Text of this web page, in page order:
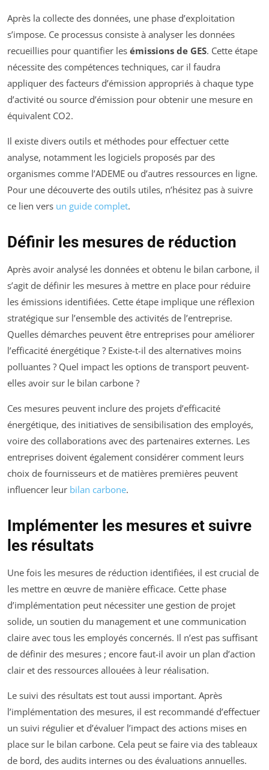
Après la collecte des données, une phase d’exploitation
s’impose. Ce processus consiste à analyser les données
recueillies pour quantifier les émissions de GES. Cette étape
nécessite des compétences techniques, car il faudra
appliquer des facteurs d’émission appropriés à chaque type
d’activité ou source d’émission pour obtenir une mesure en
équivalent CO2.
Il existe divers outils et méthodes pour effectuer cette
analyse, notamment les logiciels proposés par des
organismes comme l’ADEME ou d’autres ressources en ligne.
Pour une découverte des outils utiles, n’hésitez pas à suivre
ce lien vers un guide complet.
Définir les mesures de réduction
Après avoir analysé les données et obtenu le bilan carbone, il
s’agit de définir les mesures à mettre en place pour réduire
les émissions identifiées. Cette étape implique une réflexion
stratégique sur l’ensemble des activités de l’entreprise.
Quelles démarches peuvent être entreprises pour améliorer
l’efficacité énergétique ? Existe-t-il des alternatives moins
polluantes ? Quel impact les options de transport peuvent-
elles avoir sur le bilan carbone ?
Ces mesures peuvent inclure des projets d’efficacité
énergétique, des initiatives de sensibilisation des employés,
voire des collaborations avec des partenaires externes. Les
entreprises doivent également considérer comment leurs
choix de fournisseurs et de matières premières peuvent
influencer leur bilan carbone.
Implémenter les mesures et suivre
les résultats
Une fois les mesures de réduction identifiées, il est crucial de
les mettre en œuvre de manière efficace. Cette phase
d’implémentation peut nécessiter une gestion de projet
solide, un soutien du management et une communication
claire avec tous les employés concernés. Il n’est pas suffisant
de définir des mesures ; encore faut-il avoir un plan d’action
clair et des ressources allouées à leur réalisation.
Le suivi des résultats est tout aussi important. Après
l’implémentation des mesures, il est recommandé d’effectuer
un suivi régulier et d’évaluer l’impact des actions mises en
place sur le bilan carbone. Cela peut se faire via des tableaux
de bord, des audits internes ou des évaluations annuelles.